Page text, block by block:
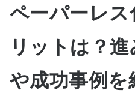
ペーパーレス
リットは？
や成功事例を